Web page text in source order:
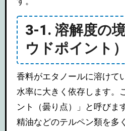
3-1. 溶解度の
ウドポイント
香料がエタノールに溶けて
水率に大きく依存します。
ント（曇り点）」と呼びま
精油などのテルペン類を多